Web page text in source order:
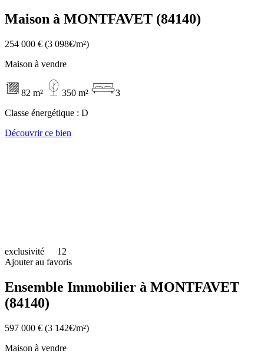
Maison à MONTFAVET (84140)
254 000 € (3 098€/m²)
Maison à vendre
82 m² 350 m²
3
Classe énergétique : D
Découvrir ce bien
exclusivité
12
Ajouter au favoris
Ensemble Immobilier à MONTFAVET
(84140)
597 000 € (3 142€/m²)
Maison à vendre